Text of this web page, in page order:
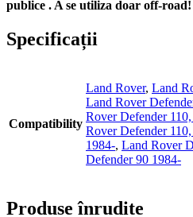
publice . A se utiliza doar off-road!
Specificații
Compatibility
Land Rover, Land
Land Rover
Rover Defender
Rover Defender
1984-, Land Rover
Defender 90 1984-
Produse înrudite